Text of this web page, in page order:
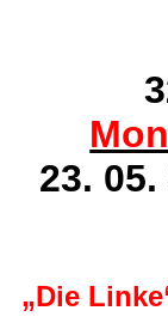
23. 05.
„Die